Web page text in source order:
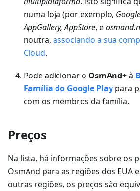
numa loja (por exemplo,
AppGallery, AppStore, e
noutra, associando a sua
Cloud.
Pode adicionar o OsmAnd+à
Família do Google Play para
com os membros da família.
Preços
Na lista, há informações sobre os
OsmAnd para as regiões dos EUA
outras regiões, os preços são